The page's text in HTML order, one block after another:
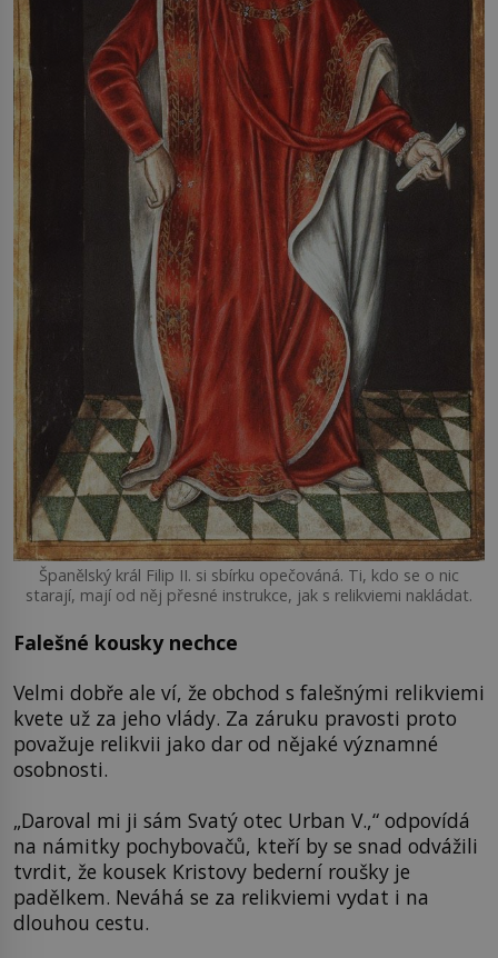
Španělský král Filip II. si sbírku opečováná. Ti, kdo se o nic
starají, mají od něj přesné instrukce, jak s relikviemi nakládat.
Falešné kousky nechce
Velmi dobře ale ví, že obchod s falešnými relikviemi
kvete už za jeho vlády. Za záruku pravosti proto
považuje relikvii jako dar od nějaké významné
osobnosti.
„Daroval mi ji sám Svatý otec Urban V.,“ odpovídá
na námitky pochybovačů, kteří by se snad odvážili
tvrdit, že kousek Kristovy bederní roušky je
padělkem. Neváhá se za relikviemi vydat i na
dlouhou cestu.